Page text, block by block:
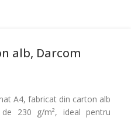
alb, Darcom
A4, fabricat din carton alb
230 g/m², ideal pentru